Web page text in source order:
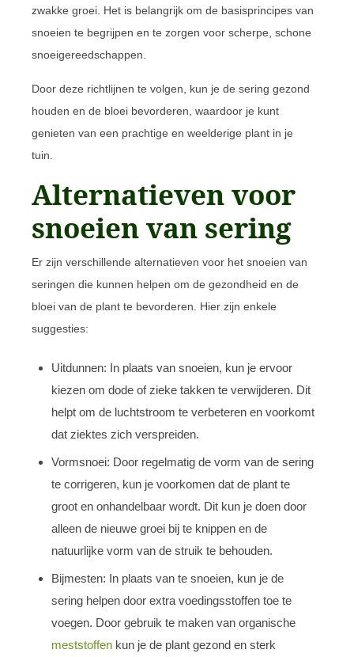
zwakke groei. Het is belangrijk om de basisprincipes van
snoeien te begrijpen en te zorgen voor scherpe, schone
snoeigereedschappen.
Door deze richtlijnen te volgen, kun je de sering gezond
houden en de bloei bevorderen, waardoor je kunt
genieten van een prachtige en weelderige plant in je
tuin.
Alternatieven voor
snoeien van sering
Er zijn verschillende alternatieven voor het snoeien van
seringen die kunnen helpen om de gezondheid en de
bloei van de plant te bevorderen. Hier zijn enkele
suggesties:
Uitdunnen: In plaats van snoeien, kun je ervoor
kiezen om dode of zieke takken te verwijderen. Dit
helpt om de luchtstroom te verbeteren en voorkomt
dat ziektes zich verspreiden.
Vormsnoei: Door regelmatig de vorm van de sering
te corrigeren, kun je voorkomen dat de plant te
groot en onhandelbaar wordt. Dit kun je doen door
alleen de nieuwe groei bij te knippen en de
natuurlijke vorm van de struik te behouden.
Bijmesten: In plaats van te snoeien, kun je de
sering helpen door extra voedingsstoffen toe te
voegen. Door gebruik te maken van organische
meststoffen kun je de plant gezond en sterk